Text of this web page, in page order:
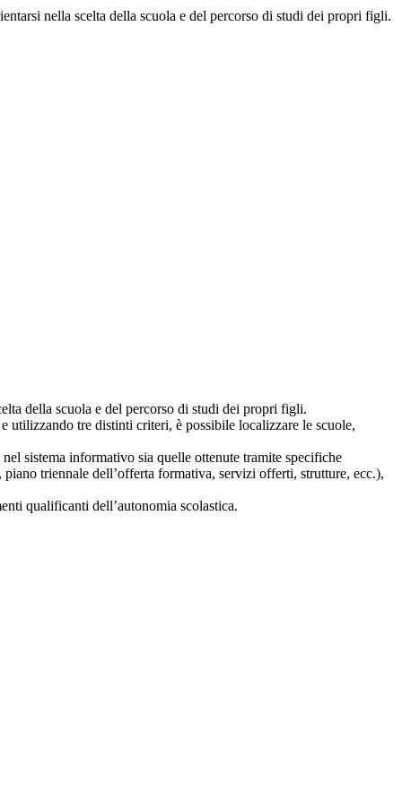
nella scelta della scuola e del percorso di studi dei propri figli.
della scuola e del percorso di studi dei propri figli.
utilizzando tre distinti criteri, è possibile localizzare le scuole,
sistema informativo sia quelle ottenute tramite specifiche
triennale dell’offerta formativa, servizi offerti, strutture, ecc.),
qualificanti dell’autonomia scolastica.